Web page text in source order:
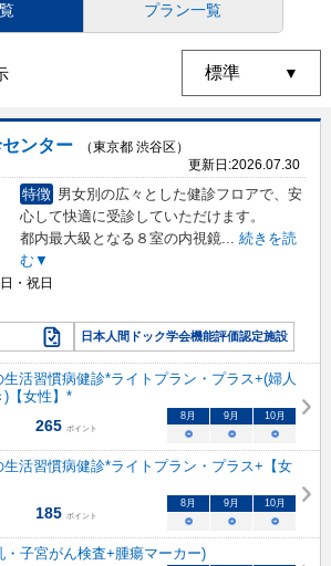
プラン一覧
ンター
（東京都 渋谷区）
更新日:2026.07.30
特徴 男女別の広々とした健診フロアで、安
心して快適に受診していただけます。
都内最大級となる８室の内視鏡... 続きを読
む▼
・祝日
日本人間ドック学会機能評価認定施設
活習慣病健診*ライトプラン・プラス+(婦人
)【女性】*
265 ポイント
8月 9月 10月
○ ○ ○
活習慣病健診*ライトプラン・プラス+【女
185 ポイント
8月 9月 10月
○ ○ ○
子宮がん検査+腫瘍マーカー)